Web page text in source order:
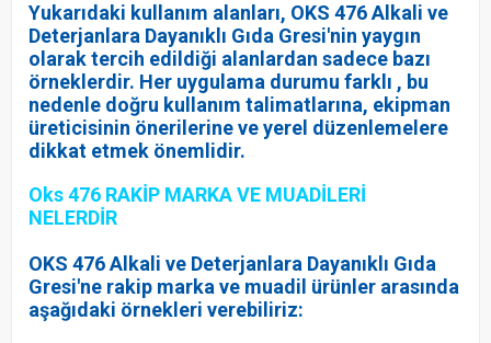
Yukarıdaki kullanım alanları, OKS 476 Alkali ve
Deterjanlara Dayanıklı Gıda Gresi'nin yaygın
olarak tercih edildiği alanlardan sadece bazı
örneklerdir. Her uygulama durumu farklı , bu
nedenle doğru kullanım talimatlarına, ekipman
üreticisinin önerilerine ve yerel düzenlemelere
dikkat etmek önemlidir.
Oks 476 RAKİP MARKA VE MUADİLERİ
NELERDİR
OKS 476 Alkali ve Deterjanlara Dayanıklı Gıda
Gresi'ne rakip marka ve muadil ürünler arasında
aşağıdaki örnekleri verebiliriz: